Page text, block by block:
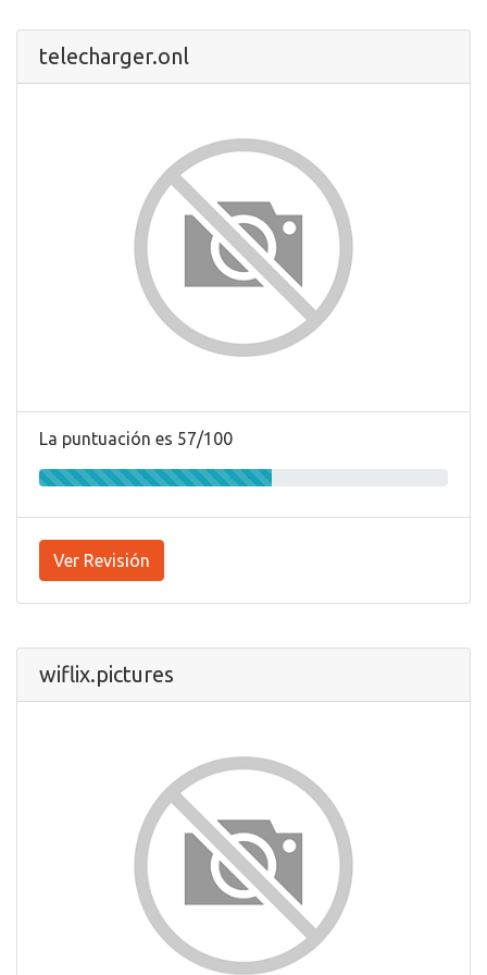
telecharger.onl
La puntuación es 57/100
Ver Revisión
wiflix.pictures